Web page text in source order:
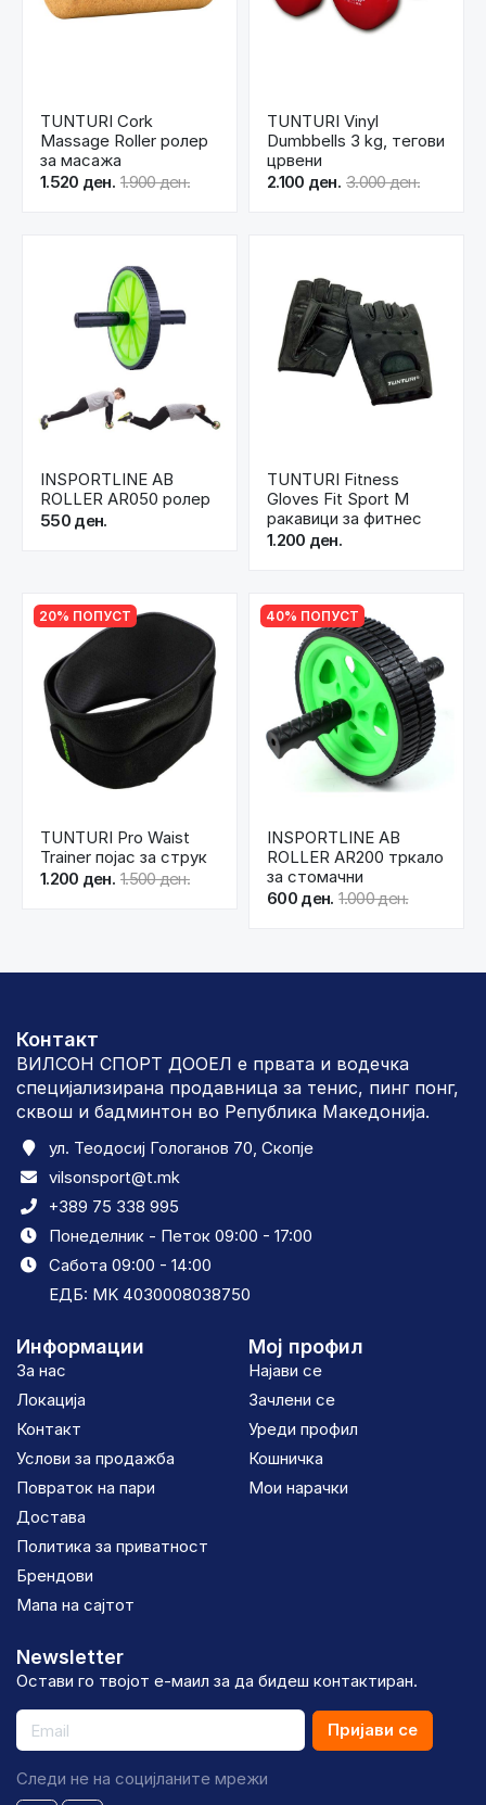
TUNTURI Cork
Massage Roller ролер
за масажа
1.520 ден. 1.900 ден.
TUNTURI Vinyl
Dumbbells 3 kg, тегови
црвени
2.100 ден. 3.000 ден.
INSPORTLINE AB
ROLLER AR050 ролер
550 ден.
TUNTURI Fitness
Gloves Fit Sport M
ракавици за фитнес
1.200 ден.
20% ПОПУСТ
TUNTURI Pro Waist
Trainer појас за струк
1.200 ден. 1.500 ден.
40% ПОПУСТ
INSPORTLINE AB
ROLLER AR200 тркало
за стомачни
600 ден. 1.000 ден.
Контакт
ВИЛСОН СПОРТ ДООЕЛ е првата и водечка
специјализирана продавница за тенис, пинг понг,
сквош и бадминтон во Република Македонија.
ул. Теодосиј Гологанов 70, Скопје
vilsonsport@t.mk
+389 75 338 995
Понеделник - Петок 09:00 - 17:00
Сабота 09:00 - 14:00
ЕДБ: MK 4030008038750
Информации
За нас
Локација
Контакт
Услови за продажба
Повраток на пари
Достава
Политика за приватност
Брендови
Мапа на сајтот
Мој профил
Најави се
Зачлени се
Уреди профил
Кошничка
Мои нарачки
Newsletter
Остави го твојот е-маил за да бидеш контактиран.
Пријави се
Следи не на социјланите мрежи